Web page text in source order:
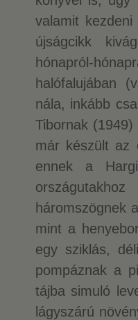
valamit
újságcikk
hónapról-
halófalujában
nála, inkább
Tibornak
már készült az
ennek a
háromszögnek
mint a
egy sziklás,
pompáznak a
tájba simuló
lágyszárú